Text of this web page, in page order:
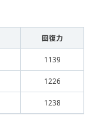
回復力
1139
1226
1238